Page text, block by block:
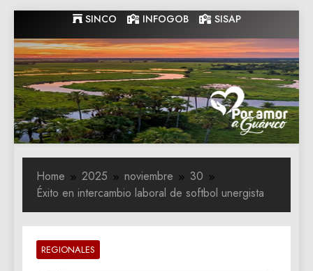
to
content
SINCO INFOGOB SISAP
Gobernacion
de Guarico
Gobernacion de Guarico
Home 2025 noviembre
30
Éxito en intercambio laboral de softbol unergista
REGIONALES